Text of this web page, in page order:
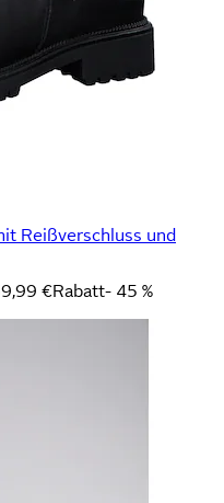
Reißverschluss und
€Rabatt- 45 %